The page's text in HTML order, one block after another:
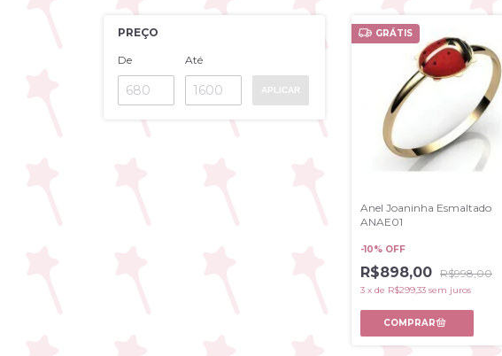
PREÇO
De Até
APLICAR
GRÁTIS
Anel Joaninha Esmaltado
ANAE01
-10% OFF
R$898,00 R$998,00
3 x de R$299,33 sem juros